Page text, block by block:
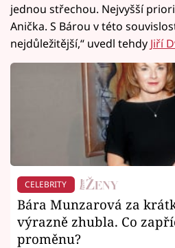
jednou střechou. Nejvyšší
Anička. S Bárou v této
nejdůležitější,“ uvedl tehdy Jiří
CELEBRITY
Bára Munzarová za
výrazně zhubla. Co
proměnu?